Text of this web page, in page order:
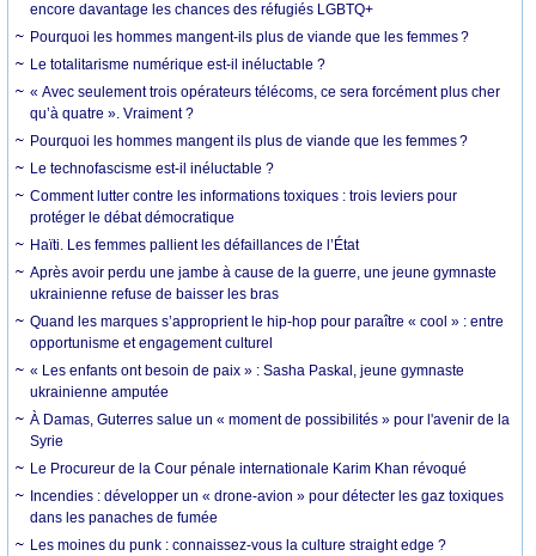
encore davantage les chances des réfugiés LGBTQ+
Pourquoi les hommes mangent-ils plus de viande que les femmes ?
Le totalitarisme numérique est-il inéluctable ?
« Avec seulement trois opérateurs télécoms, ce sera forcément plus cher
qu’à quatre ». Vraiment ?
Pourquoi les hommes mangent ils plus de viande que les femmes ?
Le technofascisme est-il inéluctable ?
Comment lutter contre les informations toxiques : trois leviers pour
protéger le débat démocratique
Haïti. Les femmes pallient les défaillances de l’État
Après avoir perdu une jambe à cause de la guerre, une jeune gymnaste
ukrainienne refuse de baisser les bras
Quand les marques s’approprient le hip-hop pour paraître « cool » : entre
opportunisme et engagement culturel
« Les enfants ont besoin de paix » : Sasha Paskal, jeune gymnaste
ukrainienne amputée
À Damas, Guterres salue un « moment de possibilités » pour l'avenir de la
Syrie
Le Procureur de la Cour pénale internationale Karim Khan révoqué
Incendies : développer un « drone-avion » pour détecter les gaz toxiques
dans les panaches de fumée
Les moines du punk : connaissez-vous la culture straight edge ?